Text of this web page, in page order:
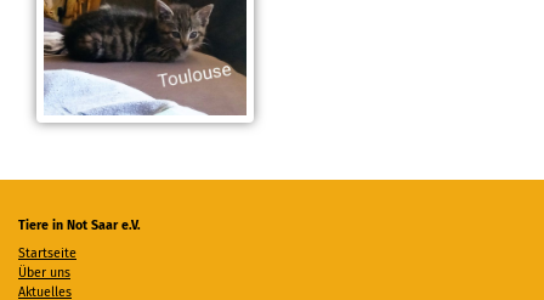
Tiere in Not Saar e.V.
Startseite
Über uns
Aktuelles